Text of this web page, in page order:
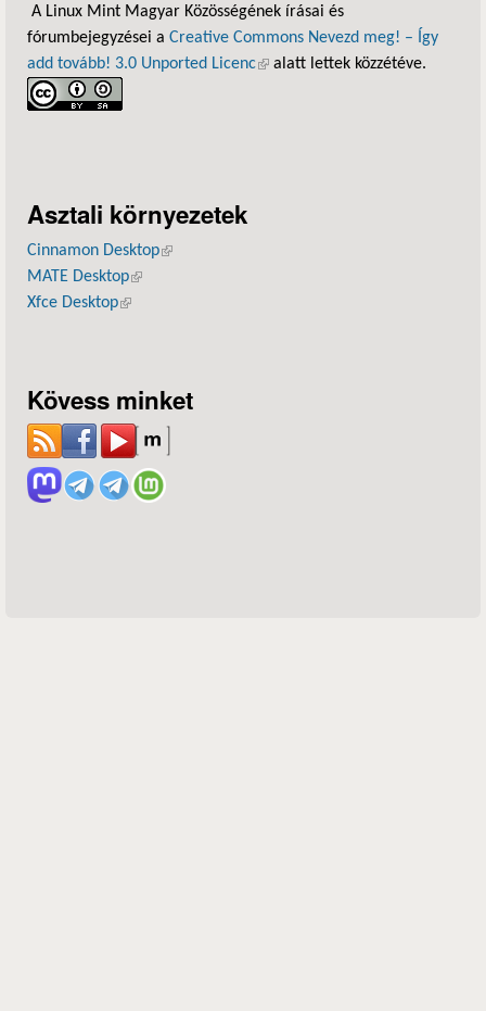
A Linux Mint Magyar Közösségének írásai és
fórumbejegyzései a Creative Commons Nevezd meg! – Így
add tovább! 3.0 Unported Licenc(külső hivatkozás)
alatt lettek közzétéve.
Asztali környezetek
Cinnamon Desktop(külső hivatkozás)
MATE Desktop(külső hivatkozás)
Xfce Desktop(külső hivatkozás)
Kövess minket